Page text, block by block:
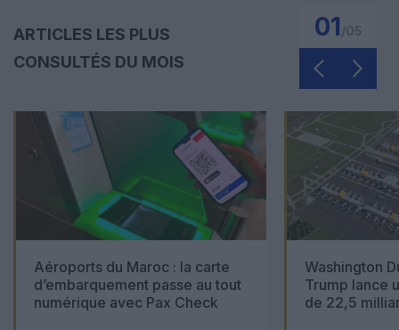
ARTICLES LES PLUS
CONSULTÉS DU MOIS
01
Aéroports du Maroc : la carte
d’embarquement passe au tout
numérique avec Pax Check
Washington
Trump lance
de 22,5